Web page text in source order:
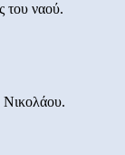
του ναού.